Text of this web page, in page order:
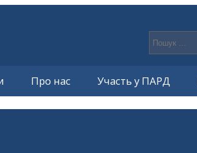
Про нас Участь у ПАРД